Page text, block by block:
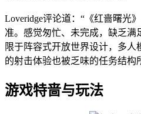
Loveridge评论道：“《红啬曙光
准。感觉匆忙、未完成，缺乏满
限于阵容式开放世界设计，多
的射击体验也被乏味的任务结构
游戏特啬与玩法